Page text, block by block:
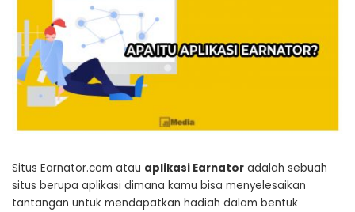
Situs Earnator.com atau aplikasi Earnator adalah sebuah
situs berupa aplikasi dimana kamu bisa menyelesaikan
tantangan untuk mendapatkan hadiah dalam bentuk